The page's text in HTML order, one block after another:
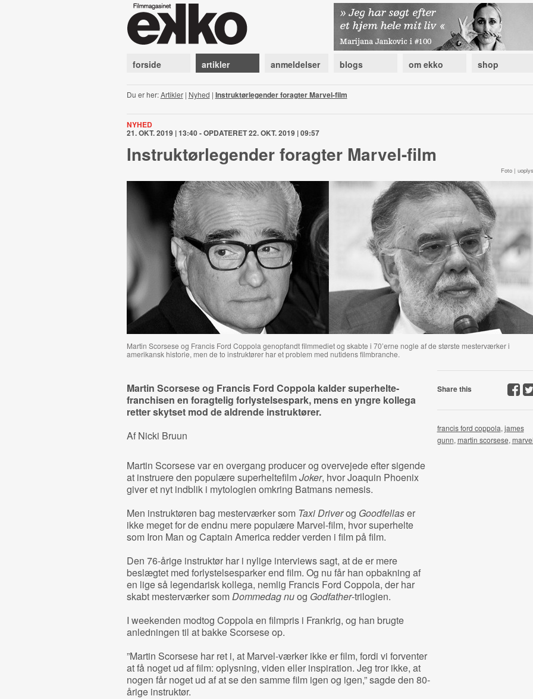
forside artikler anmeldelser blogs om ekko shop
Du er her:Artikler| Nyhed | Instruktørlegender foragter Marvel-film
NYHED
21. OKT. 2019 | 13:40 - OPDATERET 22. OKT. 2019 | 09:57
Instruktørlegender foragter Marvel-film
Foto |
Martin Scorsese og Francis Ford Coppola genopfandt filmmediet og skabte i 70’erne nogle af de største mesterværker i
amerikansk historie, men de to instruktører har et problem med nutidens filmbranche.
Martin Scorsese og Francis Ford Coppola kalder superhelte-
franchisen en foragtelig forlystelsespark, mens en yngre kollega
retter skytset mod de aldrende instruktører.
Af Nicki Bruun
Martin Scorsese var en overgang producer og overvejede efter sigende
at instruere den populære superheltefilmJoker, hvor Joaquin Phoenix
giver et nyt indblik i mytologien omkring Batmans nemesis.
Men instruktøren bag mesterværker som Taxi Driverog Goodfellaser
ikke meget for de endnu mere populære Marvel-film, hvor superhelte
som Iron Man og Captain America redder verden i film på film.
Den 76-årige instruktør har i nylige interviews sagt, at de er mere
beslægtet med forlystelsesparker end film. Og nu får han opbakning af
en lige så legendarisk kollega, nemlig Francis Ford Coppola, der har
skabt mesterværker somDommedag nuog Godfather-trilogien.
I weekenden modtog Coppola en filmpris i Frankrig, og han brugte
anledningen til at bakke Scorsese op.
”Martin Scorsese har ret i, at Marvel-værker ikke er film, fordi vi forventer
at få noget ud af film: oplysning, viden eller inspiration. Jeg tror ikke, at
nogen får noget ud af at se den samme film igen og igen,” sagde den 80-
årige instruktør.
Share this
francis ford coppola, james
gunn, martin scorsese,